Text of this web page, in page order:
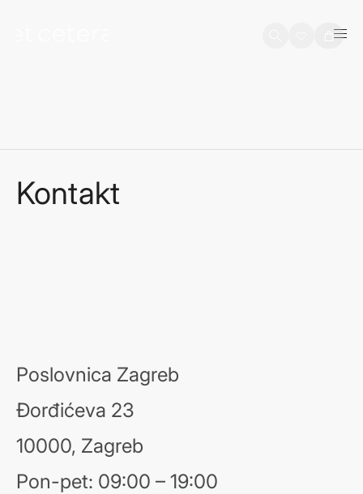
Košarica
Kontakt
Poslovnica Zagreb
Đorđićeva 23
10000, Zagreb
Pon-pet: 09:00 – 19:00